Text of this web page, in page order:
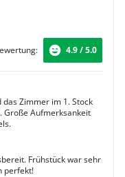
4.9 / 5.0
Zimmer im 1. Stock
Große Aufmerksankeit
Frühstück war sehr
perfekt!